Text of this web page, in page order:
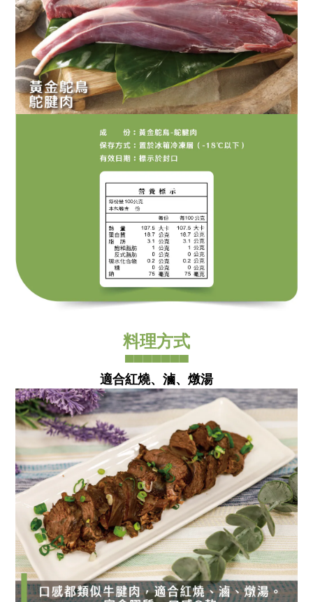
料理方式
▀▀▀▀▀▀▀
適合紅燒、滷、燉湯